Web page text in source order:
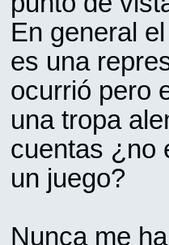
En general
es una
ocurrió pero
una tropa
cuentas ¿no
un juego?
Nunca me